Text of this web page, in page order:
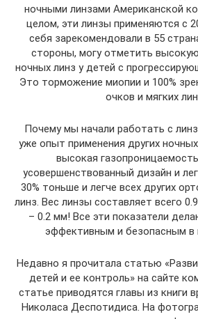
ночными линзами Американской
целом, эти линзы применяются с
себя зарекомендовали в 55
стороны, могу отметить
ночных линз у детей с
Это торможение миопии и 100%
очков и мягких
Почему мы начали работать с
уже опыт применения других
высокая
усовершенствованный дизайн и
30% тоньше и легче всех других
линз. Вес линзы составляет всего
– 0.2 мм! Все эти показатели
эффективным и безопасным в
Недавно я прочитала статью
детей и ее контроль» на сайте
статье приводятся главы из книги
Николаса Деспотидиса. На